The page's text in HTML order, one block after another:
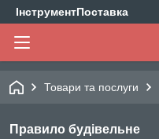
ІнструментПоставка
Товари та послуги
Правило будівельне